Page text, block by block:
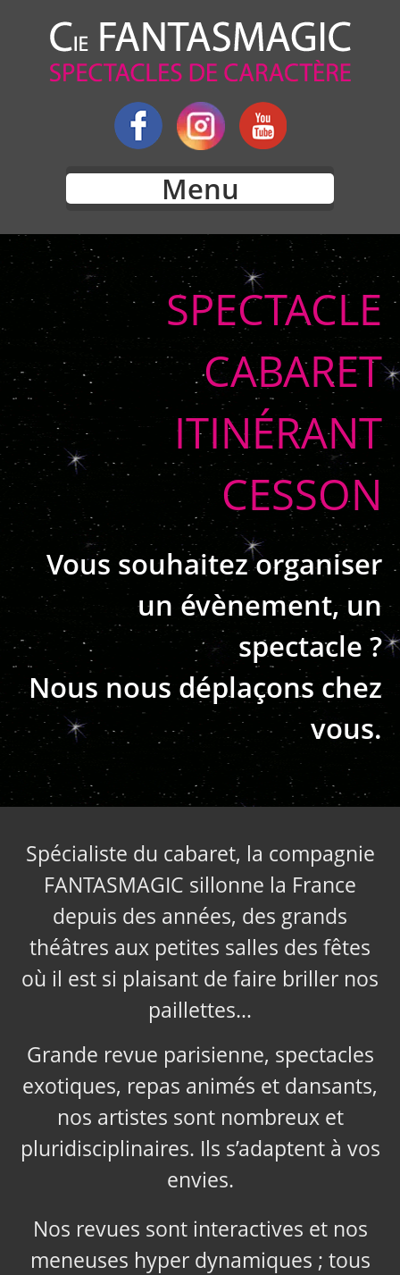
Menu
SPECTACLE
CABARET
ITINÉRANT
CESSON
Vous souhaitez organiser
un évènement, un
spectacle ?
Nous nous déplaçons chez
vous.
Spécialiste du cabaret, la compagnie
FANTASMAGIC sillonne la France
depuis des années, des grands
théâtres aux petites salles des fêtes
où il est si plaisant de faire briller nos
paillettes…
Grande revue parisienne, spectacles
exotiques, repas animés et dansants,
nos artistes sont nombreux et
pluridisciplinaires. Ils s’adaptent à vos
envies.
Nos revues sont interactives et nos
meneuses hyper dynamiques ; tous